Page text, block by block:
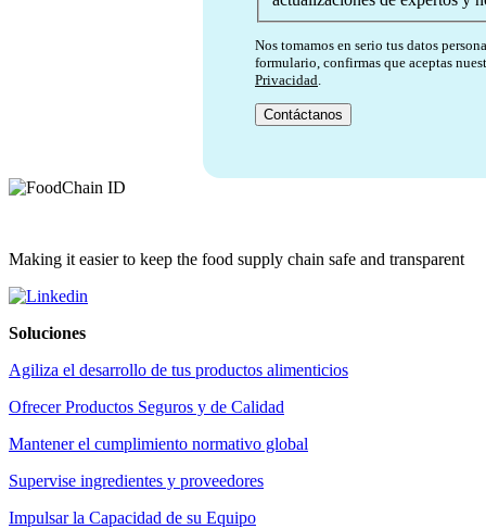
Nos tomamos en serio tus datos
formulario, confirmas que aceptas
Privacidad.
Making it easier to keep the food supply chain safe and transparent
Soluciones
Agiliza el desarrollo de tus productos alimenticios
Ofrecer Productos Seguros y de Calidad
Mantener el cumplimiento normativo global
Supervise ingredientes y proveedores
Impulsar la Capacidad de su Equipo